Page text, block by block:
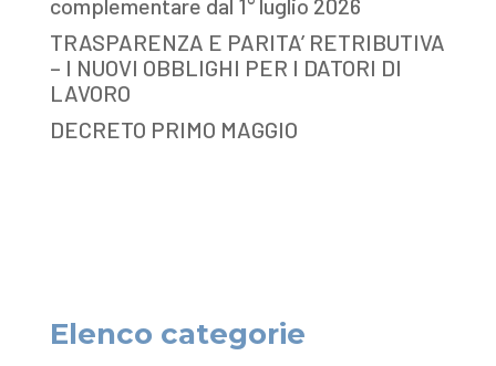
complementare dal 1° luglio 2026
TRASPARENZA E PARITA’ RETRIBUTIVA
– I NUOVI OBBLIGHI PER I DATORI DI
LAVORO
DECRETO PRIMO MAGGIO
Elenco categorie